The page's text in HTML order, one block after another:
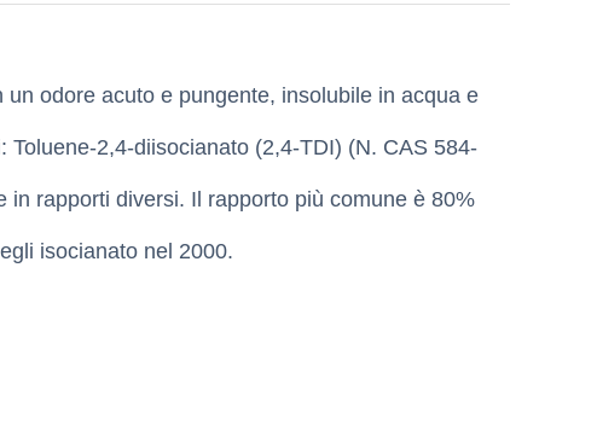
odore acuto e pungente, insolubile in acqua e
2,4-diisocianato (2,4-TDI) (N. CAS 584-
rapporti diversi. Il rapporto più comune è 80%
isocianato nel 2000.